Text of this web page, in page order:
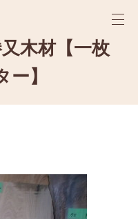
木材【一枚
】